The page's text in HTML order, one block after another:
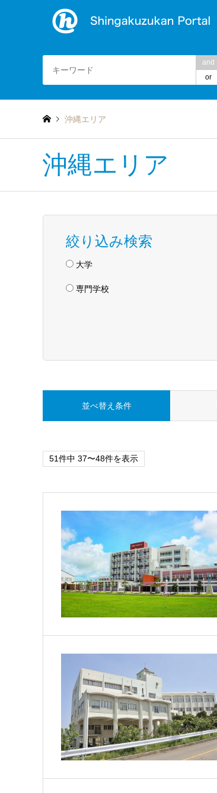
and
or
沖縄エリア
沖縄エリア
絞り込み検索
大学
専門学校
並べ替え条件
51件中 37〜48件を表示